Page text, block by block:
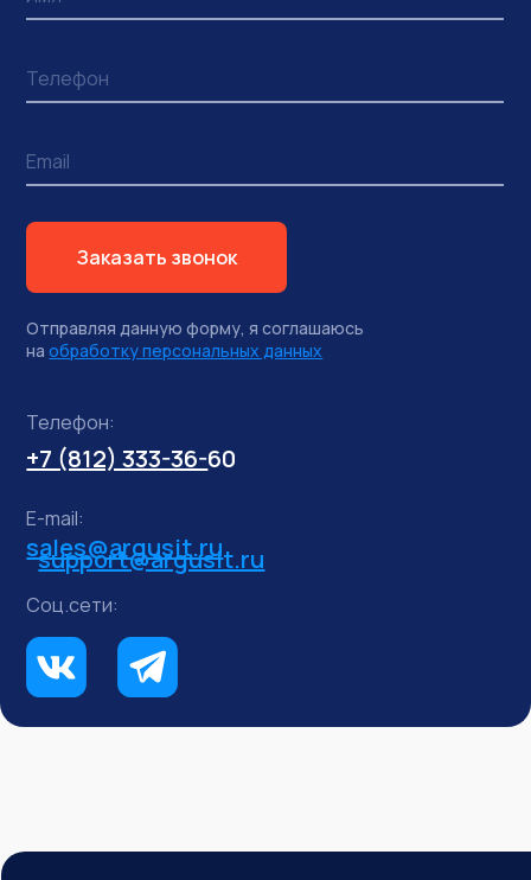
Заказать звонок
+7 (812) 333-36-60
Телефон:
E-mail:
Соц.сети:
support@argusit.ru
sales@argusit.ru
Отправляя данную форму, я соглашаюсь
на обработку персональных данных